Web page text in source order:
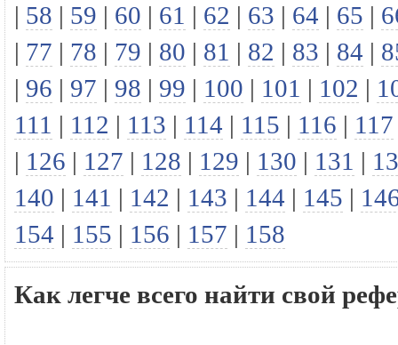
| 58 | 59 | 60 | 61 | 62 | 63 | 64 | 65 |
| 77 | 78 | 79 | 80 | 81 | 82 | 83 | 84 |
| 96 | 97 | 98 | 99 | 100 | 101 | 102 |
111 | 112 | 113 | 114 | 115 | 116 | 117
| 126 | 127 | 128 | 129 | 130 | 131 |
140 | 141 | 142 | 143 | 144 | 145 |
154 | 155 | 156 | 157 | 158
Как легче всего найти свой